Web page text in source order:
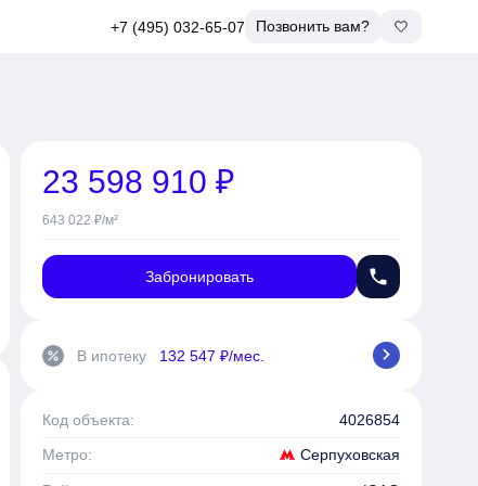
+7 (495) 032-65-07 Позвонить вам?
23 598 910 ₽
643 022 ₽/м²
Забронировать phone
percent В ипотеку 132 547 ₽/мес. chevron_right
Код объекта: 4026854
Метро: Серпуховская